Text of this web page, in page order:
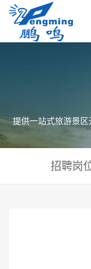
提供一站式旅游景
招聘岗